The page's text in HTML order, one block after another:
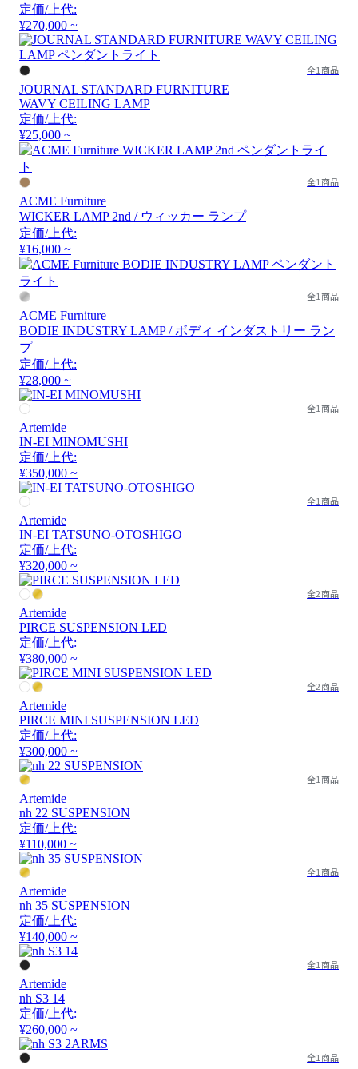
定価/上代:
¥270,000 ~
全1商品
JOURNAL STANDARD FURNITURE
WAVY CEILING LAMP
定価/上代:
¥25,000 ~
全1商品
ACME Furniture
WICKER LAMP 2nd / ウィッカー ランプ
定価/上代:
¥16,000 ~
全1商品
ACME Furniture
BODIE INDUSTRY LAMP / ボディ インダストリー ラン
プ
定価/上代:
¥28,000 ~
全1商品
Artemide
IN-EI MINOMUSHI
定価/上代:
¥350,000 ~
全1商品
Artemide
IN-EI TATSUNO-OTOSHIGO
定価/上代:
¥320,000 ~
全2商品
Artemide
PIRCE SUSPENSION LED
定価/上代:
¥380,000 ~
全2商品
Artemide
PIRCE MINI SUSPENSION LED
定価/上代:
¥300,000 ~
全1商品
Artemide
nh 22 SUSPENSION
定価/上代:
¥110,000 ~
全1商品
Artemide
nh 35 SUSPENSION
定価/上代:
¥140,000 ~
全1商品
Artemide
nh S3 14
定価/上代:
¥260,000 ~
全1商品